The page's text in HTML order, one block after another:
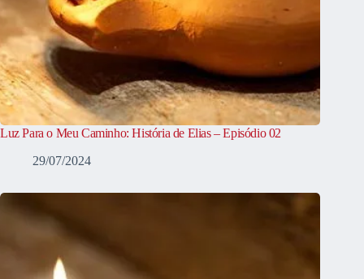
Luz Para o Meu Caminho: História de Elias – Episódio 02
29/07/2024